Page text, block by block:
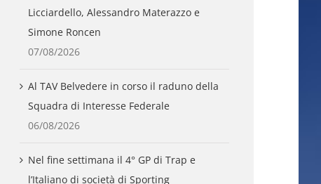
Licciardello, Alessandro Materazzo e
Simone Roncen
07/08/2026
Al TAV Belvedere in corso il raduno della
Squadra di Interesse Federale
06/08/2026
Nel fine settimana il 4° GP di Trap e
l’Italiano di società di Sporting